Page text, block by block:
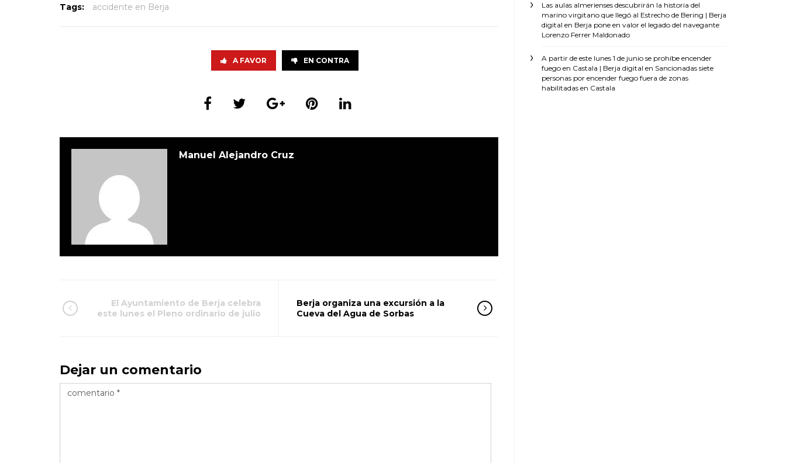
Tags: accidente en Berja
A FAVOR EN CONTRA
Manuel Alejandro Cruz
El Ayuntamiento de Berja celebra
este lunes el Pleno ordinario de julio
Berja organiza una excursión a la
Cueva del Agua de Sorbas
Dejar un comentario
Las aulas almerienses descubrirán la historia del
marino virgitano que llegó al Estrecho de Bering | Berja
digital en Berja pone en valor el legado del navegante
Lorenzo Ferrer Maldonado
A partir de este lunes 1 de junio se prohíbe encender
fuego en Castala | Berja digital en Sancionadas siete
personas por encender fuego fuera de zonas
habilitadas en Castala